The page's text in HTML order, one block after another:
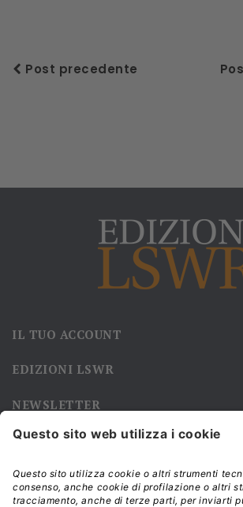
Post precedente
IL TUO ACCOUNT
EDIZIONI LSWR
NEWSLETTER
Iscriviti alla nostra newsletter e rimani sempre